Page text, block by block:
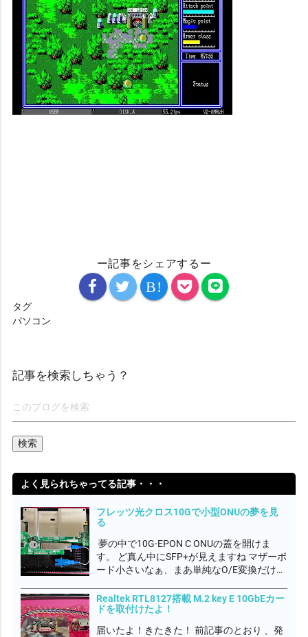
ー記事をシェアするー
B!
タグ
パソコン
記事を検索しちゃう？
よく見られちゃってる記事・・・
フレッツ光クロス10Gで小型ONUの夢を見
る
夢の中で10G-EPON C ONUの蓋を開けま
す。 ど真ん中にSFP+が見えますね マザーボ
ード小さいなぁ、まあ単純なO/E変換だけだ
WTDのSFP+光トランシーバーモジュールで
すね フレッツ網のONU認証はMACアドレス
Realtek RTL8127搭載 M.2 key E 10GbEカー
ドを取付けたよ！
届いたよ！きたきた！ 前記事のとおり 、発